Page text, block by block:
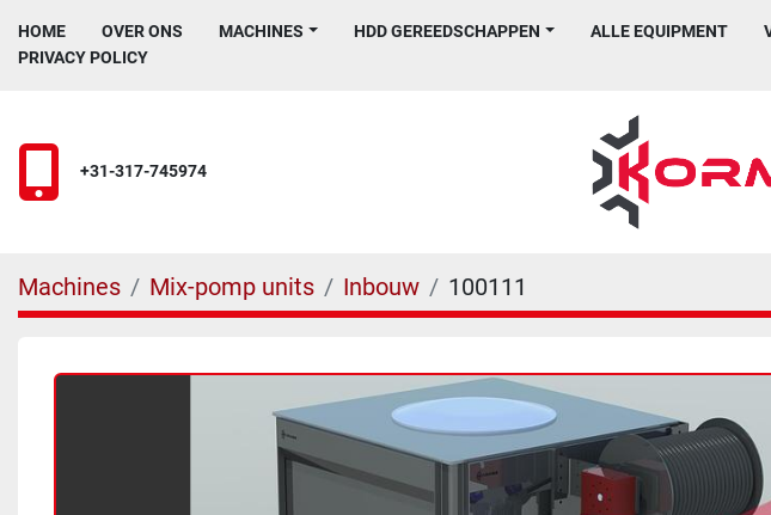
HOME OVER ONS MACHINES HDD GEREEDSCHAPPEN ALLE EQUIPMENT
PRIVACY POLICY
+31-317-745974
Machines Mix-pomp units Inbouw 100111